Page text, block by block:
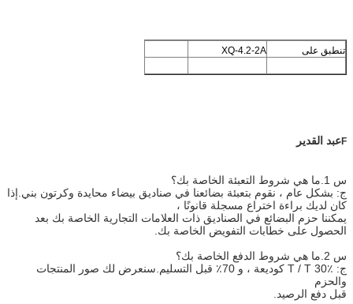
تنطبق على XQ-4.2-2A
Fعبد القدير
س 1.ما هي شروط التعبئة الخاصة بك؟
ج: بشكل عام ، نقوم بتعبئة بضائعنا في صناديق بيضاء محايدة وكرتون بني.إذا
كان لديك براءة اختراع مسجلة قانونًا ،
يمكننا حزم البضائع في الصناديق ذات العلامات التجارية الخاصة بك بعد
الحصول على خطابات التفويض الخاصة بك.
س 2.ما هي شروط الدفع الخاصة بك؟
ج: T / T 30٪ كوديعة ، و 70٪ قبل التسليم.سنعرض لك صور المنتجات
والحزم
قبل دفع الرصيد.